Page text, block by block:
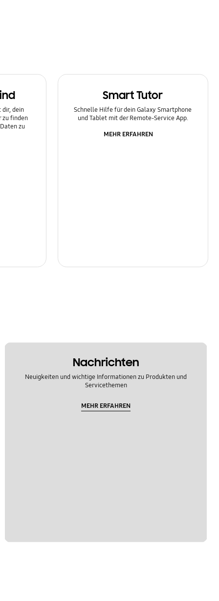
dir, dein
zu finden
zu
Smart Tutor
Schnelle Hilfe für dein Galaxy Smartphone
und Tablet mit der Remote-Service App.
MEHR ERFAHREN
Nachrichten
Neuigkeiten und wichtige Informationen zu Produkten und
Servicethemen
MEHR ERFAHREN